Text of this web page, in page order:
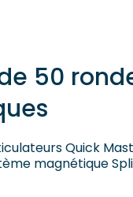
50
Quick
magnétique